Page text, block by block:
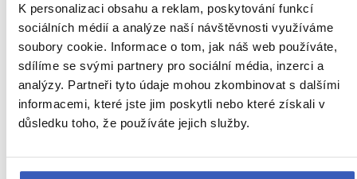
K personalizaci obsahu a reklam, poskytování funkcí
sociálních médií a analýze naší návštěvnosti využíváme
soubory cookie. Informace o tom, jak náš web používáte,
sdílíme se svými partnery pro sociální média, inzerci a
analýzy. Partneři tyto údaje mohou zkombinovat s dalšími
informacemi, které jste jim poskytli nebo které získali v
důsledku toho, že používáte jejich služby.
Bank of England
Bankovní část City
Bariéry na Temži
Camden Town